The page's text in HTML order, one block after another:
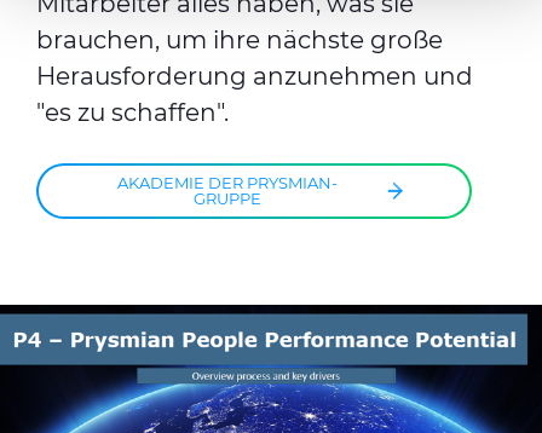
them or that they’ve collected from your use of their
brauchen, um ihre nächste große
Herausforderung anzunehmen und
"es zu schaffen".
AKADEMIE DER PRYSMIAN-
GRUPPE